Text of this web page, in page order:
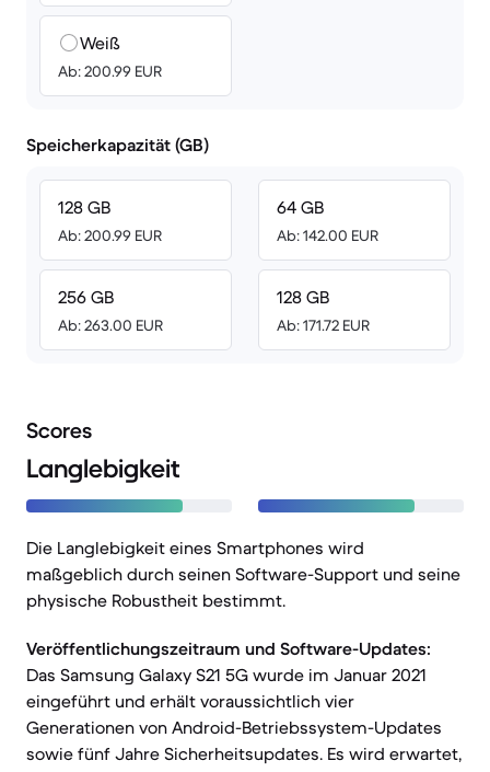
Weiß
Ab: 200.99 EUR
Speicherkapazität (GB)
128 GB
Ab: 200.99 EUR
256 GB
Ab: 263.00 EUR
64 GB
Ab: 142.00 EUR
128 GB
Ab: 171.72 EUR
Scores
Langlebigkeit
Die Langlebigkeit eines Smartphones wird
maßgeblich durch seinen Software-Support und seine
physische Robustheit bestimmt.
Veröffentlichungszeitraum und Software-Updates:
Das Samsung Galaxy S21 5G wurde im Januar 2021
eingeführt und erhält voraussichtlich vier
Generationen von Android-Betriebssystem-Updates
sowie fünf Jahre Sicherheitsupdates. Es wird erwartet,